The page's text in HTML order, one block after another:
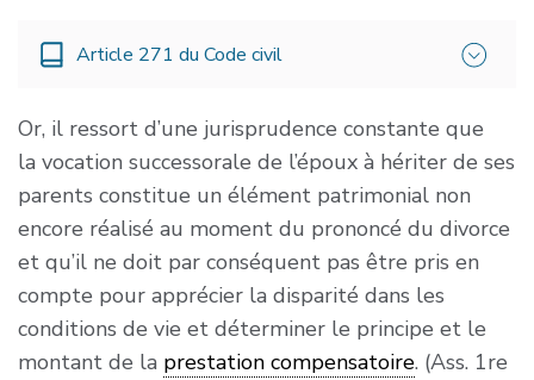
telle prestation si l’équité le commande, soit en
soit lorsque le divorce est prononcé aux torts
exclusifs de l’époux qui demande le bénéfice de
cette prestation, au regard des circonstances
particulières de la rupture ».
Article 271 du Code civil
La prestation compensatoire est fixée selon les
besoins de l’époux à qui elle est versée et les
ressources de l’autre en tenant compte de la
situation au moment du divorce et de l’évolution
de celle-ci dans un avenir prévisible.
A cet effet, le juge prend en considération
notamment :
Or, il ressort d’une jurisprudence constante que
la vocation successorale de l’époux à hériter de ses
parents constitue un élément patrimonial non
encore réalisé au moment du prononcé du divorce
et qu’il ne doit par conséquent pas être pris en
compte pour apprécier la disparité dans les
conditions de vie et déterminer le principe et le
montant de la prestation compensatoire. (Ass. 1re